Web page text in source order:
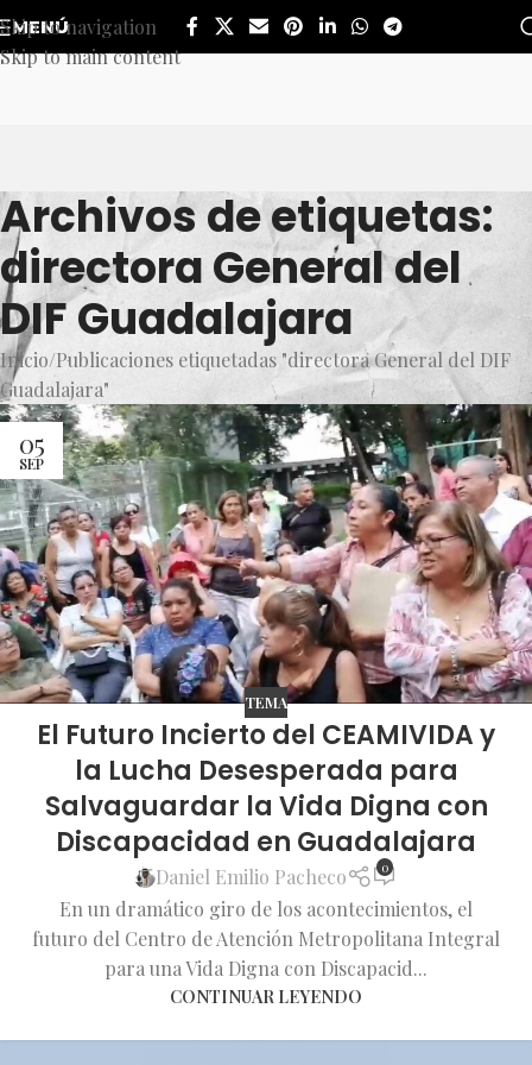
Skip to navigation
Skip to main content
MENÚ
Archivos de etiquetas:
directora General del
DIF Guadalajara
Inicio Publicaciones etiquetadas "directora General del DIF
Guadalajara"
05
SEP
TEMA
El Futuro Incierto del CEAMIVIDA y
la Lucha Desesperada para
Salvaguardar la Vida Digna con
Discapacidad en Guadalajara
Daniel Emilio Pacheco 0
En un dramático giro de los acontecimientos, el
futuro del Centro de Atención Metropolitana Integral
para una Vida Digna con Discapacid...
CONTINUAR LEYENDO